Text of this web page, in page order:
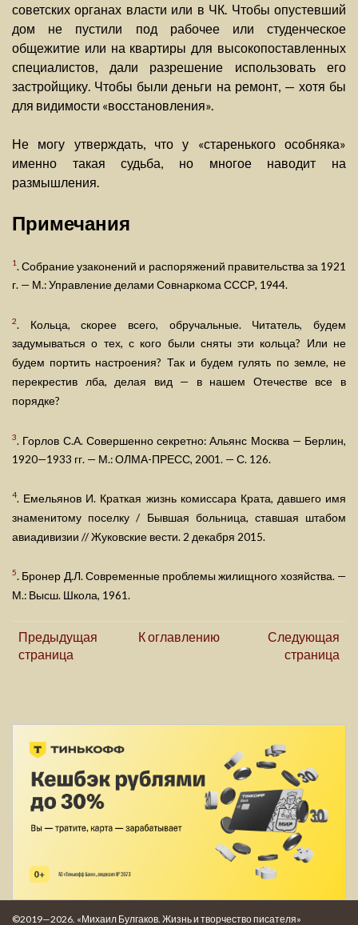
советских органах власти или в ЧК. Чтобы опустевший
дом не пустили под рабочее или студенческое
общежитие или на квартиры для высокопоставленных
специалистов, дали разрешение использовать его
застройщику. Чтобы были деньги на ремонт, — хотя бы
для видимости «восстановления».
Не могу утверждать, что у «старенького особняка»
именно такая судьба, но многое наводит на
размышления.
Примечания
1. Собрание узаконений и распоряжений правительства за 1921
г. — М.: Управление делами Совнаркома СССР, 1944.
2
. Кольца, скорее всего, обручальные. Читатель, будем
задумываться о тех, с кого были сняты эти кольца? Или не
будем портить настроения? Так и будем гулять по земле, не
перекрестив лба, делая вид — в нашем Отечестве все в
порядке?
3
. Горлов С.А. Совершенно секретно: Альянс Москва — Берлин,
1920—1933 гг. — М.: ОЛМА-ПРЕСС, 2001. — С. 126.
4. Емельянов И. Краткая жизнь комиссара Крата, давшего имя
знаменитому поселку / Бывшая больница, ставшая штабом
авиадивизии // Жуковские вести. 2 декабря 2015.
5. Бронер Д.Л. Современные проблемы жилищного хозяйства. —
М.: Высш. Школа, 1961.
Предыдущая
страница
К оглавлению
Следующая
страница
©2019—2026. «Михаил Булгаков. Жизнь и творчество писателя»